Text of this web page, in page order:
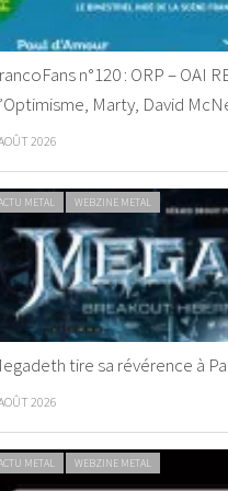
n°120 : ORP – OAI
Marty, David
2026
METAL WEBZINE METAL
tire sa révérence à
2026
METAL WEBZINE METAL